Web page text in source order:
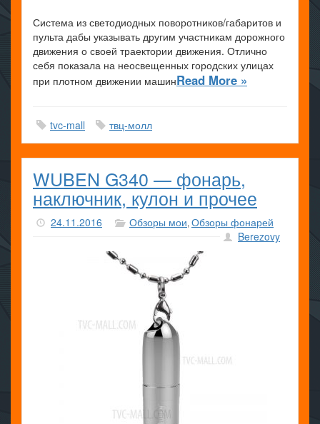
Система из светодиодных поворотников/габаритов и
пульта дабы указывать другим участникам дорожного
движения о своей траектории движения. Отлично
себя показала на неосвещенных городских улицах
при плотном движении машинRead More »
tvc-mall твц-молл
WUBEN G340 — фонарь,
наключник, кулон и прочее
24.11.2016 Обзоры мои, Обзоры фонарей
Berezovy